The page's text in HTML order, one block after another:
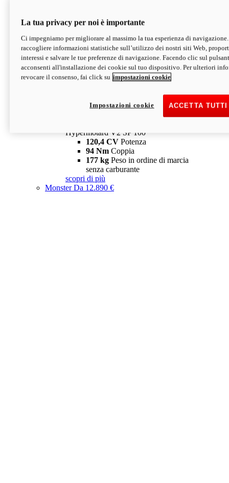
V2 SP
Hypermotard V2 SP
120,4 CVPotenza
94 NmCoppia
177 kgPeso in ordine di marcia
senza carburante
Depotenziata 35 kW: 18.890 € i
configura scopri di più
Hypermotard V2 SP 100
120,4 CV Potenza
94 Nm Coppia
177 kg Peso in ordine di marcia
senza carburante
scopri di più
MonsterDa 12.890 €
La tua privacy per noi è importante
Ci impegniamo per migliorare al massimo la tua esperienza di
raccogliere informazioni statistiche sull’utilizzo dei nostri siti Web,
interessi e salvare le tue preferenze di navigazione. Facendo clic sul
acconsenti all'installazione dei cookie sul tuo dispositivo. Per ulteriori
revocare il consenso, fai click su impostazioni cookie
ACCETTA
Impostazioni cookie